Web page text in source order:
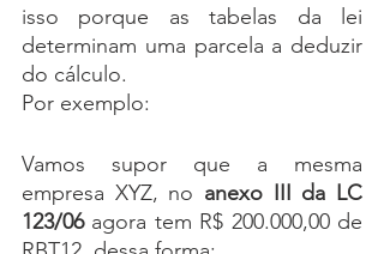
isso porque as tabelas da lei
determinam uma parcela a deduzir
do cálculo.
Por exemplo:
Vamos supor que a mesma
empresa XYZ, no anexo III da LC
123/06 agora tem R$ 200.000,00 de